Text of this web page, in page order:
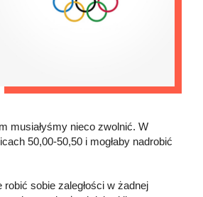
musiałyśmy nieco zwolnić. W
50,00-50,50 i mogłaby nadrobić
sobie zaległości w żadnej